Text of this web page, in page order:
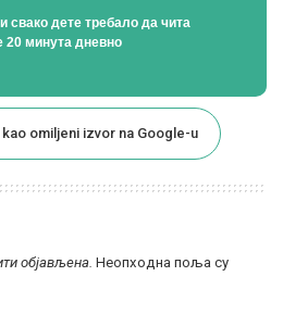
свако дете требало да чита
20 минута дневно
omiljeni izvor na Google-u
објављена. Неопходна поља су